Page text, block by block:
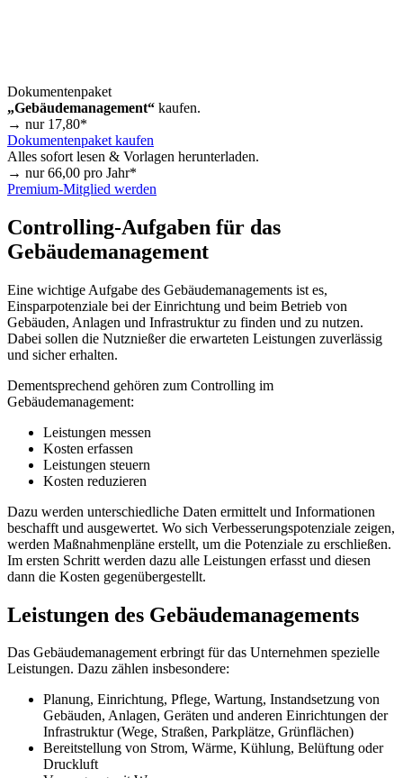
Dokumentenpaket
„Gebäudemanagement“ kaufen.
→ nur 17,80*
Dokumentenpaket kaufen
Alles sofort lesen & Vorlagen herunterladen.
→ nur66,00 pro Jahr*
Premium-Mitglied werden
Controlling-Aufgaben für das
Gebäudemanagement
Eine wichtige Aufgabe des Gebäudemanagements ist es,
Einsparpotenziale bei der Einrichtung und beim Betrieb von
Gebäuden, Anlagen und Infrastruktur zu finden und zu nutzen.
Dabei sollen die Nutznießer die erwarteten Leistungen zuverlässig
und sicher erhalten.
Dementsprechend gehören zum Controlling im
Gebäudemanagement:
Leistungen messen
Kosten erfassen
Leistungen steuern
Kosten reduzieren
Dazu werden unterschiedliche Daten ermittelt und Informationen
beschafft und ausgewertet. Wo sich Verbesserungspotenziale zeigen,
werden Maßnahmenpläne erstellt, um die Potenziale zu erschließen.
Im ersten Schritt werden dazu alle Leistungen erfasst und diesen
dann die Kosten gegenübergestellt.
Leistungen des Gebäudemanagements
Das Gebäudemanagement erbringt für das Unternehmen spezielle
Leistungen. Dazu zählen insbesondere:
Planung, Einrichtung, Pflege, Wartung, Instandsetzung von
Gebäuden, Anlagen, Geräten und anderen Einrichtungen der
Infrastruktur (Wege, Straßen, Parkplätze, Grünflächen)
Bereitstellung von Strom, Wärme, Kühlung, Belüftung oder
Druckluft